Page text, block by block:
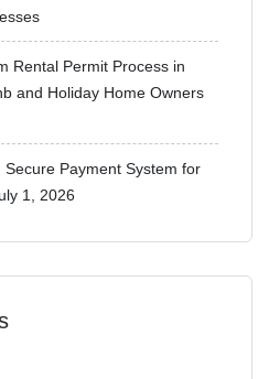
Rental Permit Process in
and Holiday Home Owners
Payment System for
1, 2026